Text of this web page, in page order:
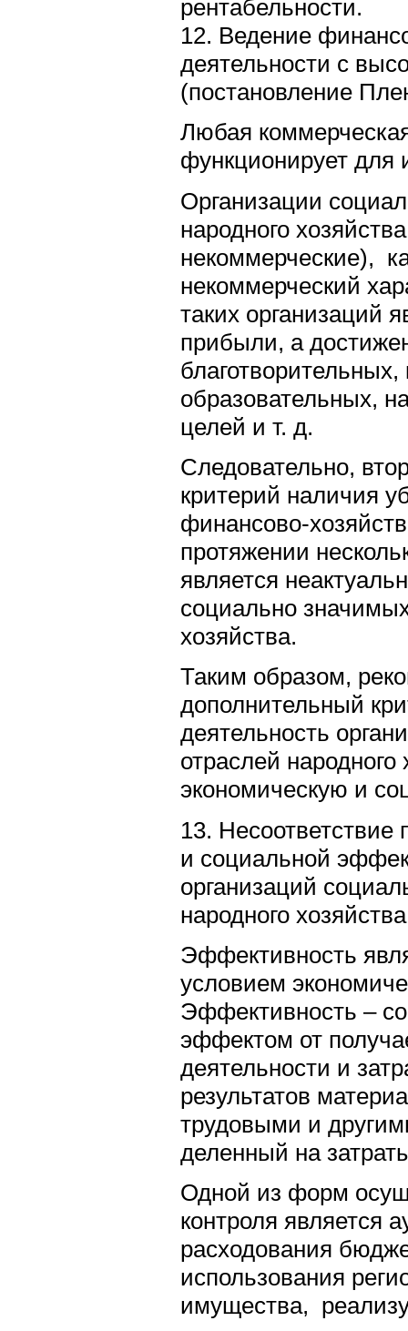
рентабельности.
12. Ведение
деятельности с
(постановление
Любая
функционирует для
Организации
народного
некоммерческие),
некоммерческий
таких организаций
прибыли, а
благотворительных,
образовательных,
целей и т. д.
Следовательно,
критерий наличия
финансово-
протяжении
является
социально
хозяйства.
Таким образом,
дополнительный
деятельность
отраслей
экономическую и
13. Несоответствие
и социальной
организаций
народного
Эффективность
условием
Эффективность –
эффектом от
деятельности и
результатов
трудовыми и
деленный на
Одной из форм
контроля является
расходования
использования
имущества,